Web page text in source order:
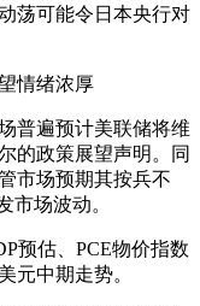
荡可能令日本央行对
情绪浓厚
普遍预计美联储将维
的政策展望声明。同
市场预期其按兵不
市场波动。
预估、PCE物价指数
元中期走势。